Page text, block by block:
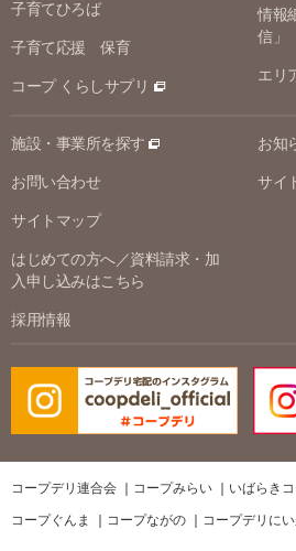
子育てひろば
子育て応援 保育
コープ くらしサプリ
情報
信」
エリ
施設・事業所を探す
お問い合わせ
サイトマップ
はじめての方へ／資料請求・加
入申し込みはこちら
採用情報
お知
サイ
コープデリ連合会 コープみらい いばらき
コープぐんま コープながの コープデリに